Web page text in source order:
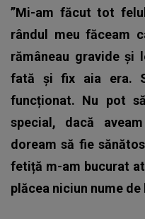
”Mi-am făcut tot
rândul meu făceam
rămâneau gravide și
fată și fix aia era.
funcționat. Nu pot
special, dacă
doream să fie
fetiță m-am bucurat
plăcea niciun nume de